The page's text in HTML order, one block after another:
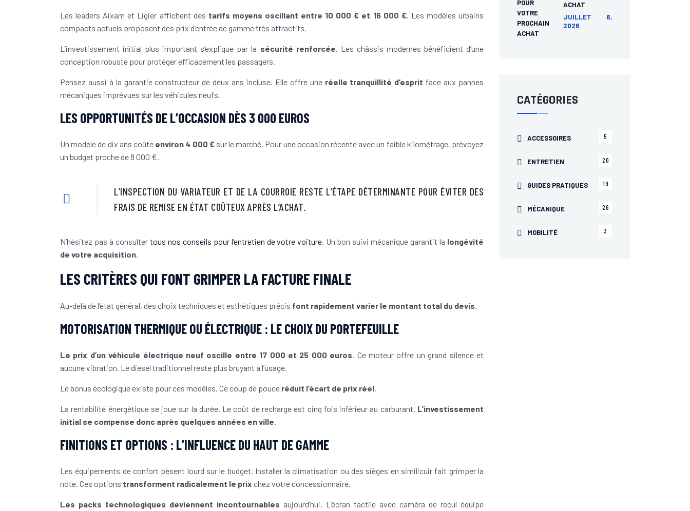
Les leaders Aixam et Ligier affichent des tarifs moyens oscillant entre 10 000 € et 16 000 €. Les modèles urbains
compacts actuels proposent des prix d’entrée de gamme très attractifs.
L’investissement initial plus important s’explique par la sécurité renforcée. Les châssis modernes bénéficient d’une
conception robuste pour protéger efficacement les passagers.
Pensez aussi à la garantie constructeur de deux ans incluse. Elle offre une réelle tranquillité d’esprit face aux pannes
mécaniques imprévues sur les véhicules neufs.
LES OPPORTUNITÉS DE L’OCCASION DÈS 3 000 EUROS
Un modèle de dix ans coûte environ 4 000 €sur le marché. Pour une occasion récente avec un faible kilométrage, prévoyez
un budget proche de 8 000 €.
L’INSPECTION DU VARIATEUR ET DE LA COURROIE RESTE L’ÉTAPE DÉTERMINANTE POUR ÉVITER DES
FRAIS DE REMISE EN ÉTAT COÛTEUX APRÈS L’ACHAT.
N’hésitez pas à consulter tous nos conseils pour l’entretien de votre voiture. Un bon suivi mécanique garantit la longévité
de votre acquisition.
LES CRITÈRES QUI FONT GRIMPER LA FACTURE FINALE
Au-delà de l’état général, des choix techniques et esthétiques précis font rapidement varier le montant total du devis.
MOTORISATION THERMIQUE OU ÉLECTRIQUE : LE CHOIX DU PORTEFEUILLE
Le prix d’un véhicule électrique neuf oscille entre 17 000 et 25 000 euros. Ce moteur offre un grand silence et
aucune vibration. Le diesel traditionnel reste plus bruyant à l’usage.
Le bonus écologique existe pour ces modèles. Ce coup de pouce réduit l’écart de prix réel.
La rentabilité énergétique se joue sur la durée. Le coût de recharge est cinq fois inférieur au carburant. L’investissement
initial se compense donc après quelques années en ville.
FINITIONS ET OPTIONS : L’INFLUENCE DU HAUT DE GAMME
Les équipements de confort pèsent lourd sur le budget. Installer la climatisation ou des sièges en similicuir fait grimper la
note. Ces options transforment radicalement le prix chez votre concessionnaire.
Les packs technologiques deviennent incontournables aujourd’hui. L’écran tactile avec caméra de recul équipe
ACHAT
JUILLET 6,
2026
CATÉGORIES
ACCESSOIRES 5
ENTRETIEN 20
GUIDES PRATIQUES 19
MÉCANIQUE 26
MOBILITÉ 3